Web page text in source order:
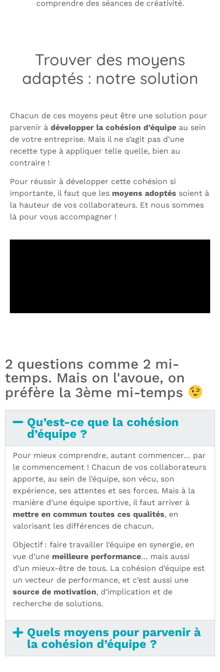
comprendre des séances de créativité.
Trouver des moyens
adaptés : notre solution
Chacun de ces moyens peut être une solution pour
parvenir à développer la cohésion d’équipe au sein
de votre entreprise. Mais il ne s’agit pas d’une
recette type à appliquer telle quelle, bien au
contraire !
Pour réussir à développer cette cohésion si
importante, il faut que les moyens adoptés soient à
la hauteur de vos collaborateurs. Et nous sommes
là pour vous accompagner !
2 questions comme 2 mi-
temps. Mais on l'avoue, on
préfère la 3ème mi-temps
Qu’est-ce que la cohésion
d’équipe ?
Pour mieux comprendre, autant commencer… par
le commencement ! Chacun de vos collaborateurs
apporte, au sein de l’équipe, son vécu, son
expérience, ses attentes et ses forces. Mais à la
manière d’une équipe sportive, il faut arriver à
mettre en commun toutes ces qualités, en
valorisant les différences de chacun.
Objectif : faire travailler l’équipe en synergie, en
vue d’une meilleure performance… mais aussi
d’un mieux-être de tous. La cohésion d’équipe est
un vecteur de performance, et c’est aussi une
source de motivation, d’implication et de
recherche de solutions.
Quels moyens pour parvenir à
la cohésion d’équipe ?